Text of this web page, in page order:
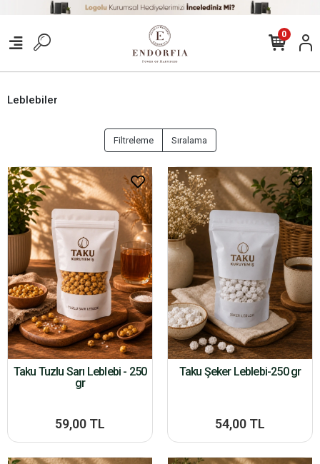
0
Leblebiler
Filtreleme Sıralama
Taku Tuzlu Sarı Leblebi - 250
gr
59,00 TL
Taku Şeker Leblebi-250 gr
54,00 TL